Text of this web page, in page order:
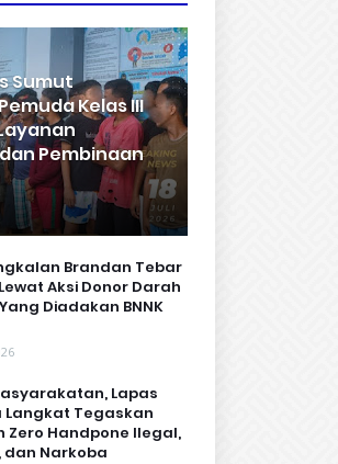
Sumut
Kelas III
Pembinaan
Brandan Tebar
Aksi Donor Darah
Diadakan BNNK
Lapas
Langkat Tegaskan
Zero Handpone llegal,
dan Narkoba